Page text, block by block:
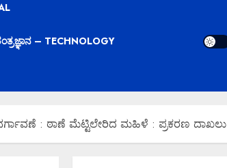
– TECHNOLOGY
: ಠಾಣೆ ಮೆಟ್ಟಿಲೇರಿದ ಮಹಿಳೆ : ಪ್ರಕರಣ ದಾಖಲು